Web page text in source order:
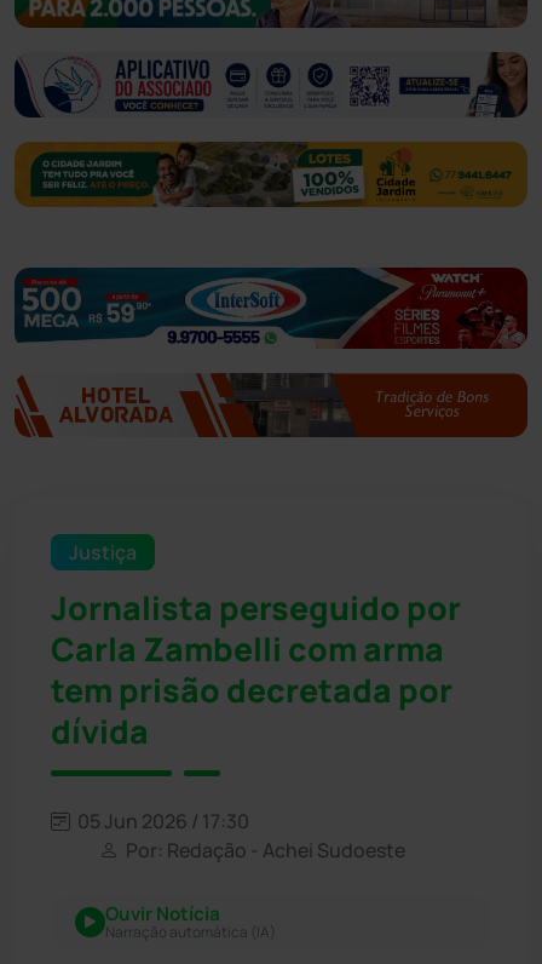
Justiça
Jornalista perseguido por
Carla Zambelli com arma
tem prisão decretada por
dívida
05 Jun 2026 / 17:30
Por: Redação - Achei Sudoeste
Ouvir Notícia
Narração automática (IA)